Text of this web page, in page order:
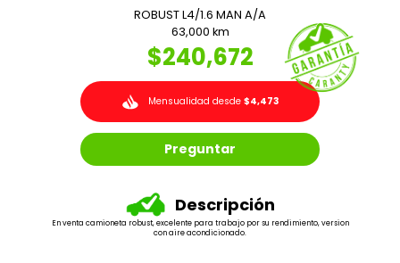
ROBUST L4/1.6 MAN A/A
63,000 km
$240,672
Mensualidad desde$4,473
Preguntar
Descripción
En venta camioneta robust, excelente para trabajo por su rendimiento, version
con aire acondicionado.